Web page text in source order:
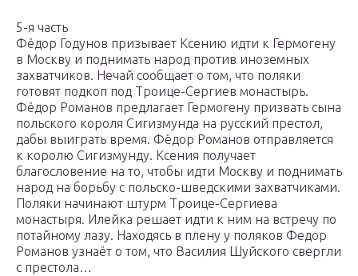
5-я часть
Фёдор Годунов призывает Ксению идти к Гермогену
в Москву и поднимать народ против иноземных
захватчиков. Нечай сообщает о том, что поляки
готовят подкоп под Троице-Сергиев монастырь.
Фёдор Романов предлагает Гермогену призвать сына
польского короля Сигизмунда на русский престол,
дабы выиграть время. Фёдор Романов отправляется
к королю Сигизмунду. Ксения получает
благословение на то, чтобы идти Москву и поднимать
народ на борьбу с польско-шведскими захватчиками.
Поляки начинают штурм Троице-Сергиева
монастыря. Илейка решает идти к ним на встречу по
потайному лазу. Находясь в плену у поляков Федор
Романов узнаёт о том, что Василия Шуйского свергли
с престола…